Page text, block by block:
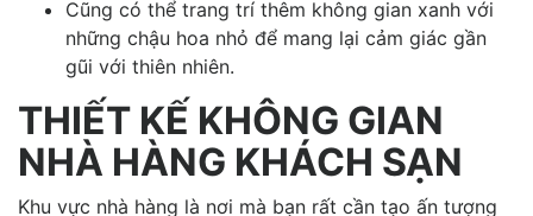
Cũng có thể trang trí thêm không gian xanh với
những chậu hoa nhỏ để mang lại cảm giác gần
gũi với thiên nhiên.
THIẾT KẾ KHÔNG GIAN
NHÀ HÀNG KHÁCH SẠN
Khu vực nhà hàng là nơi mà bạn rất cần tạo ấn tượng